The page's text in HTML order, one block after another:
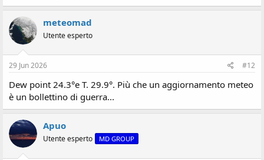
meteomad
Utente esperto
29 Jun 2026 #12
Dew point 24.3°e T. 29.9°. Più che un aggiornamento meteo
è un bollettino di guerra...
Apuo
Utente esperto MD GROUP